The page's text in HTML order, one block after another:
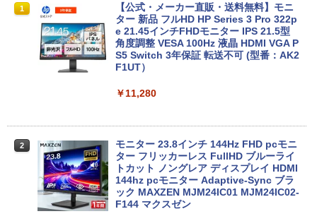
1
8月5日限定10倍＆抽選10000P！｜高性
能ノートパソコン富士通 ライフブック A
579/749 Windows11 第八世代Corei5 1
5.6型大画面 メモリ8GB 秒速起動新品SS
D256GB DVD内蔵【カメラ、テンキー選
べる】ノートパソコン オフィス付き Mic
料無料
パナソ ニック ノートパソコン Let's not
e CF-SV8 軽量化 12.1インチWUXGA(19
20×1200) ノートPC 第8世代Core i5-836
5U 1.90GHz メモリ8GB SSD WEBカメ
1
【マラソンP5倍/10%オフクーポン】中古
ディスクトップパソコン Windows11 Of
fice付き デル Dell OptiPlex 3050 SFF
第6世代Core i5 メモリ8GB/16GB 高速S
SD128GB/256GB DVD搭載 初期設定済
み 送料無料 保証付き
￥15,800
2
中古デスクトップDell Optiplex 3070 SF
F 3070-3070SF 【中古】 Dell Optiplex
3070 SFF 中古デスクトップCore i5 Win
11 Pro 64bit Dell Optiplex 3070 SFF 中
古デスクトップCore i5 Win11 Pro 64bit
1
【公式・メーカー直販・送料無料】モニ
ター 新品 フルHD HP Series 3 Pro 322p
e 21.45インチFHDモニター IPS 21.5型
角度調整 VESA 100Hz 液晶 HDMI VGA P
S5 Switch 3年保証 転送不可 (型番：AK2
F1UT）
￥11,280
2
モニター 23.8インチ 144Hz FHD pcモニ
ター フリッカーレス FullHD ブルーライ
トカット ノングレア ディスプレイ HDMI
144hz pcモニター Adaptive-Sync ブラ
ック MAXZEN MJM24IC01 MJM24IC02-
F144 マクスゼン